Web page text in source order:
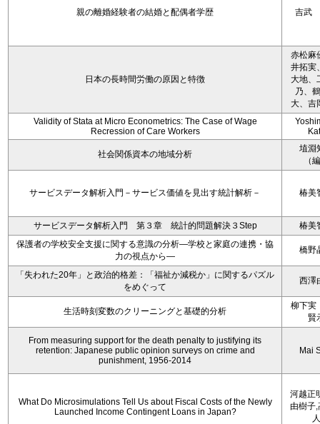
親の離婚経験者の結婚と配偶者学歴 吉武
日本の長時間労働の原因と特徴
赤松麻
井拓実
大地、
乃、
大、吉
Validity of Stata at Micro Econometrics: The Case of Wage
Recression of Care Workers
社会関係資本の地域分析
埴淵
（
サービスデータ解析入門－サービス価値を見出す統計解析－ 椿美
サービスデータ解析入門 第３章 統計的問題解決３Step
椿美
保護者の学校安全支援に関する意識の分析―学校と家庭の連携・協
力の視点から―
橋野
「失われた20年」と政治的格差：「福祉か減税か」に関するパズル
をめぐって
西澤
生活時刻変数のクリーニングと基礎的分析
柳下実
賢
From measuring support for the death penalty to justifying its
retention: Japanese public opinion surveys on crime and
punishment, 1956-2014
Mai
What Do Microsimulations Tell Us about Fiscal Costs of the Newly
Launched Income Contingent Loans in Japan?
河越正
由樹子
人